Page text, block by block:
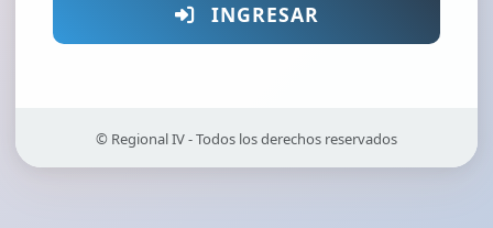
INGRESAR
© Regional IV - Todos los derechos reservados